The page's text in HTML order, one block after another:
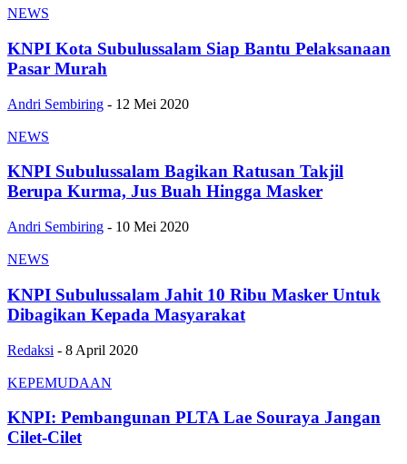
NEWS
KNPI Kota Subulussalam Siap Bantu Pelaksanaan
Pasar Murah
Andri Sembiring - 12 Mei 2020
NEWS
KNPI Subulussalam Bagikan Ratusan Takjil
Berupa Kurma, Jus Buah Hingga Masker
Andri Sembiring - 10 Mei 2020
NEWS
KNPI Subulussalam Jahit 10 Ribu Masker Untuk
Dibagikan Kepada Masyarakat
Redaksi - 8 April 2020
KEPEMUDAAN
KNPI: Pembangunan PLTA Lae Souraya Jangan
Cilet-Cilet